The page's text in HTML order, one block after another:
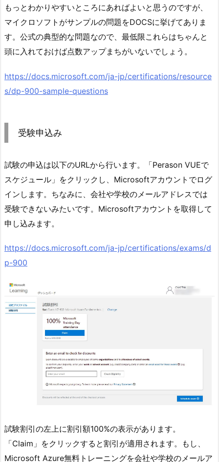
もっとわかりやすいところにあればよいと思うのですが、
マイクロソフトがサンプルの問題をDOCSに挙げてありま
す。公式の典型的な問題なので、最低限これらはちゃんと
頭に入れておけば点数アップまちがいないでしょう。
https://docs.microsoft.com/ja-jp/certifications/resource
s/dp-900-sample-questions
受験申込み
試験の申込は以下のURLから行います。「Perason VUEで
スケジュール」をクリックし、Microsoftアカウントでログ
インします。ちなみに、会社や学校のメールアドレスでは
受験できないみたいです。Microsoftアカウントを取得して
申し込みます。
https://docs.microsoft.com/ja-jp/certifications/exams/d
p-900
試験割引の左上に割引額100%の表示があります。
「Claim」をクリックすると割引が適用されます。もし、
Microsoft Azure無料トレーニングを会社や学校のメールア